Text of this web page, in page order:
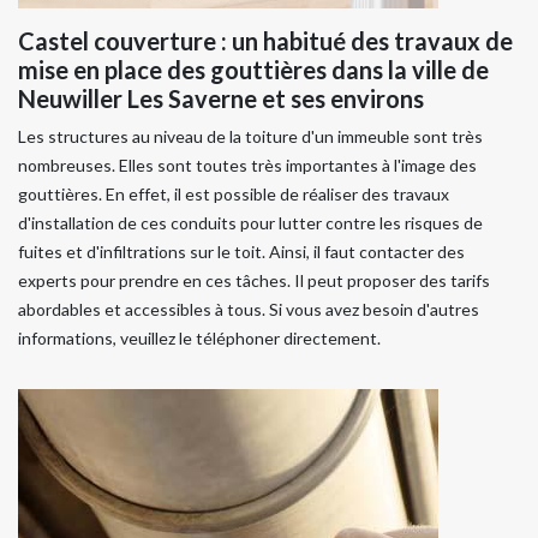
Castel couverture : un habitué des travaux de
mise en place des gouttières dans la ville de
Neuwiller Les Saverne et ses environs
Les structures au niveau de la toiture d'un immeuble sont très
nombreuses. Elles sont toutes très importantes à l'image des
gouttières. En effet, il est possible de réaliser des travaux
d'installation de ces conduits pour lutter contre les risques de
fuites et d'infiltrations sur le toit. Ainsi, il faut contacter des
experts pour prendre en ces tâches. Il peut proposer des tarifs
abordables et accessibles à tous. Si vous avez besoin d'autres
informations, veuillez le téléphoner directement.